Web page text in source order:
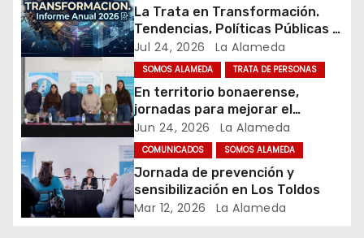
n
d
e
e
n
t
r
La Trata en Transformación.
Tendencias, Políticas Públicas y
Nuevos Desafíos. Argentina y el
Mundo – Julio 2026
Jul 24, 2026 La Alameda
SOMOS ALAMEDA TRATA DE PERSONAS
En territorio bonaerense,
jornadas para mejorar el
cuidado en comunidad
Jun 24, 2026 La Alameda
COMUNICADOS SOMOS ALAMEDA
Jornada de prevención y
sensibilización en Los Toldos
Mar 12, 2026 La Alameda